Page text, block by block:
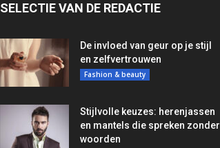
SELECTIE VAN DE REDACTIE
De invloed van geur op je stijl
en zelfvertrouwen
Fashion & beauty
Stijlvolle keuzes: herenjassen
en mantels die spreken zonder
woorden